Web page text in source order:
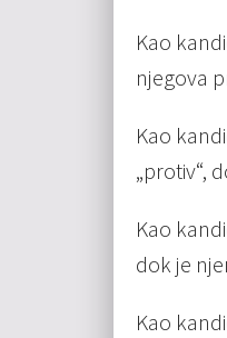
Kao
njegova
Kao
„protiv“,
Kao
dok je
Kao